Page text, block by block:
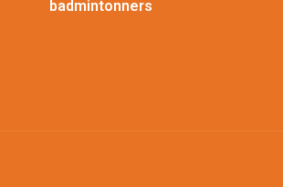
badmintonners